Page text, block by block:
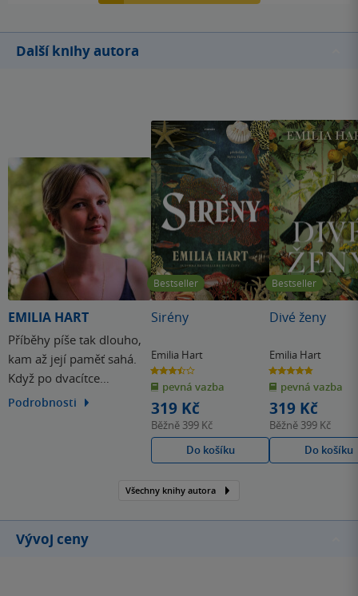
Další knihy autora
EMILIA HART
Příběhy píše tak dlouho,
kam až její paměť sahá.
Když po dvacítce
prodělala mrtvici,
Podrobnosti
Bestseller
Sirény
Emilia Hart
3.5
z
5
hvězdiček
pevná vazba
319 Kč
Běžně 399 Kč
Do košíku
Bestseller
Divé ženy
Emilia Hart
4.8
z
5
hvězdiček
pevná vazba
319 Kč
Běžně 399 Kč
Do košíku
Všechny knihy autora
Vývoj ceny